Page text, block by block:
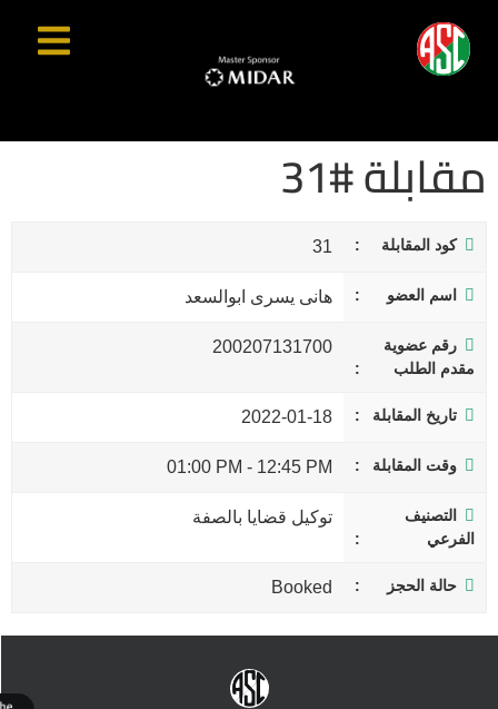
مقابلة #31
كود المقابلة 31
اسم العضو هانى يسرى ابوالسعد
رقم عضوية
مقدم الطلب
200207131700
تاريخ المقابلة 2022-01-18
وقت المقابلة 12:45 PM
-
01:00 PM
التصنيف
الفرعي
توكيل قضايا بالصفة
حالة الحجز Booked